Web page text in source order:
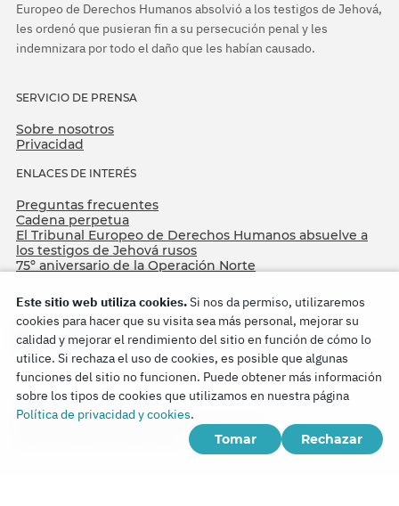
Europeo de Derechos Humanos absolvió a los testigos de Jehová,
les ordenó que pusieran fin a su persecución penal y les
indemnizara por todo el daño que les habían causado.
SERVICIO DE PRENSA
Sobre nosotros
Privacidad
ENLACES DE INTERÉS
Preguntas frecuentes
Cadena perpetua
El Tribunal Europeo de Derechos Humanos absuelve a
los testigos de Jehová rusos
75º aniversario de la Operación Norte
Copyright © 2026
Watch Tower Bible and Tract Society of Korea.
Este sitio web utiliza cookies.Si nos da permiso, utilizaremos
cookies para hacer que su visita sea más personal, mejorar su
calidad y mejorar el rendimiento del sitio en función de cómo lo
utilice. Si rechaza el uso de cookies, es posible que algunas
funciones del sitio no funcionen. Puede obtener más información
sobre los tipos de cookies que utilizamos en nuestra página
Política de privacidad y cookies.
Tomar
Rechazar